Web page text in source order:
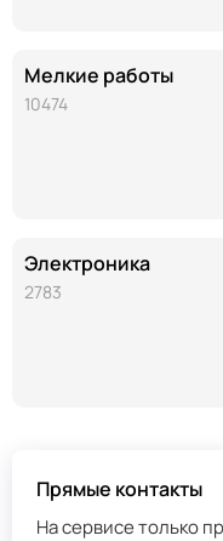
Мелкие работы
10474
Электроника
2783
Прямые контакты
На сервисе только